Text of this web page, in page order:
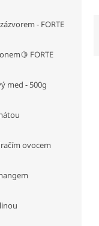
- FORTE
FORTE
med - 500g
ovocem